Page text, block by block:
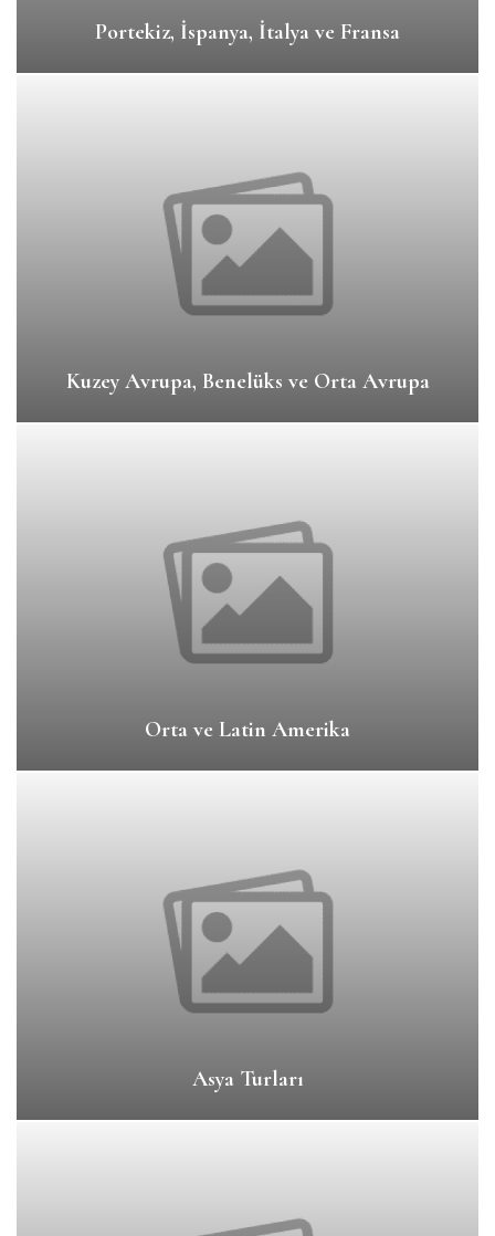
Portekiz, İspanya, İtalya ve Fransa
Kuzey Avrupa, Benelüks ve Orta Avrupa
Orta ve Latin Amerika
Asya Turları